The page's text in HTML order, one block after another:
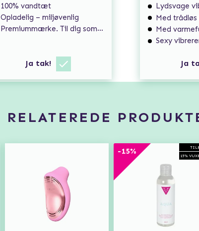
100% vandtæt
Opladelig – miljøvenlig
Premiummærke. Til dig som søger ekstra høj kvalitet.
Ja tak!
Lydsvage
Med
Med
Sexy
Ja
RELATEREDE
15%
-15%